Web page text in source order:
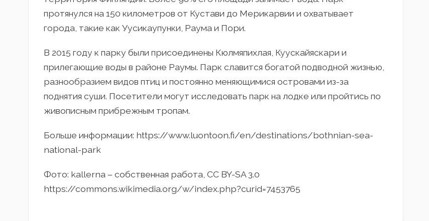
протянулся на 150 километров от Кустави до Мерикарвии и охватывает
города, такие как Уусикаупунки, Раума и Пори.
В 2015 году к парку были присоединены Кюлмяпихлая, Куускайяскари и
прилегающие воды в районе Раумы. Парк славится богатой подводной жизнью,
разнообразием видов птиц и постоянно меняющимися островами из-за
поднятия суши. Посетители могут исследовать парк на лодке или пройтись по
живописным прибрежным тропам.
Больше информации: https://www.luontoon.fi/en/destinations/bothnian-sea-
national-park
Фото: kallerna – собственная работа, CC BY-SA 3.0
https://commons.wikimedia.org/w/index.php?curid=7453765